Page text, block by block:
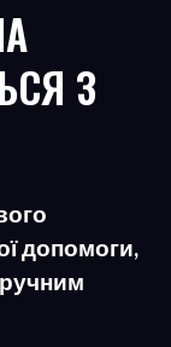
З
допомоги,